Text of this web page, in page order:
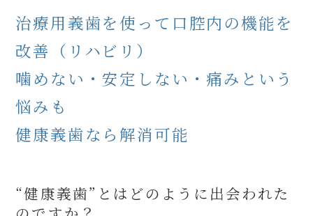
治療用義歯を使って口腔内の機能を
改善（リハビリ）
噛めない・安定しない・痛みという
悩みも
健康義歯なら解消可能
“健康義歯”とはどのように出会われた